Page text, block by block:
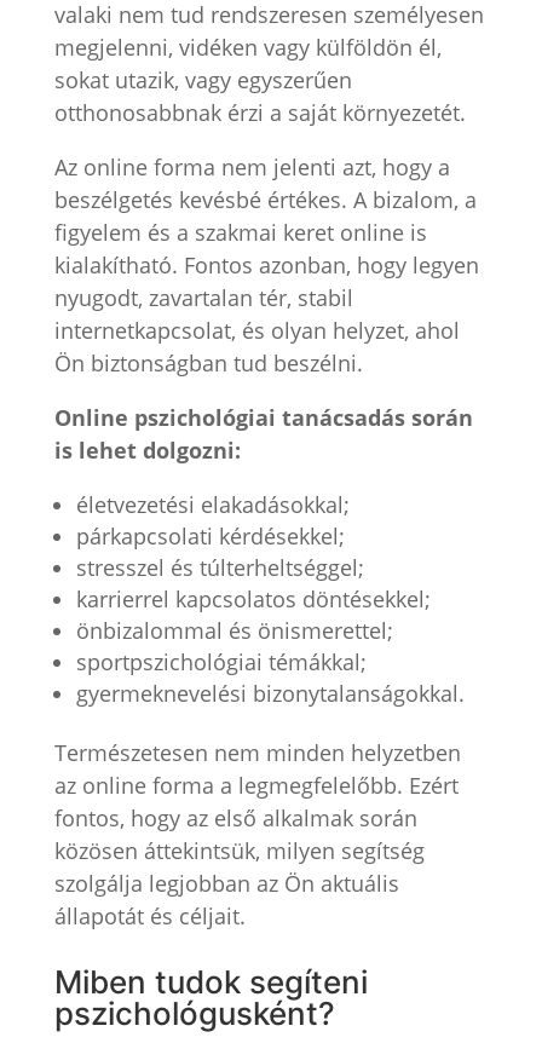
valaki nem tud rendszeresen személyesen
megjelenni, vidéken vagy külföldön él,
sokat utazik, vagy egyszerűen
otthonosabbnak érzi a saját környezetét.
Az online forma nem jelenti azt, hogy a
beszélgetés kevésbé értékes. A bizalom, a
figyelem és a szakmai keret online is
kialakítható. Fontos azonban, hogy legyen
nyugodt, zavartalan tér, stabil
internetkapcsolat, és olyan helyzet, ahol
Ön biztonságban tud beszélni.
Online pszichológiai tanácsadás során
is lehet dolgozni:
életvezetési elakadásokkal;
párkapcsolati kérdésekkel;
stresszel és túlterheltséggel;
karrierrel kapcsolatos döntésekkel;
önbizalommal és önismerettel;
sportpszichológiai témákkal;
gyermeknevelési bizonytalanságokkal.
Természetesen nem minden helyzetben
az online forma a legmegfelelőbb. Ezért
fontos, hogy az első alkalmak során
közösen áttekintsük, milyen segítség
szolgálja legjobban az Ön aktuális
állapotát és céljait.
Miben tudok segíteni
pszichológusként?